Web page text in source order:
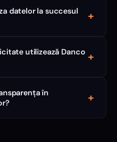
datelor la succesul
+
utilizează Danco +
în
+